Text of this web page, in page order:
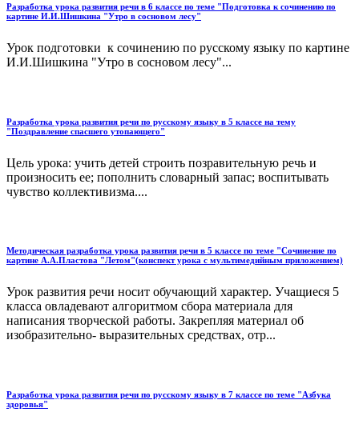
Разработка урока развития речи в 6 классе по теме "Подготовка к сочинению по
картине И.И.Шишкина "Утро в сосновом лесу"
Урок подготовки к сочинению по русскому языку по картине
И.И.Шишкина "Утро в сосновом лесу"...
Разработка урока развития речи по русскому языку в 5 классе на тему
"Поздравление спасшего утопающего"
Цель урока: учить детей строить позравительную речь и
произносить ее; пополнить словарный запас; воспитывать
чувство коллективизма....
Методическая разработка урока развития речи в 5 классе по теме "Сочинение по
картине А.А.Пластова "Летом"(конспект урока с мультимедийным приложением)
Урок развития речи носит обучающий характер. Учащиеся 5
класса овладевают алгоритмом сбора материала для
написания творческой работы. Закрепляя материал об
изобразительно- выразительных средствах, отр...
Разработка урока развития речи по русскому языку в 7 классе по теме "Азбука
здоровья"